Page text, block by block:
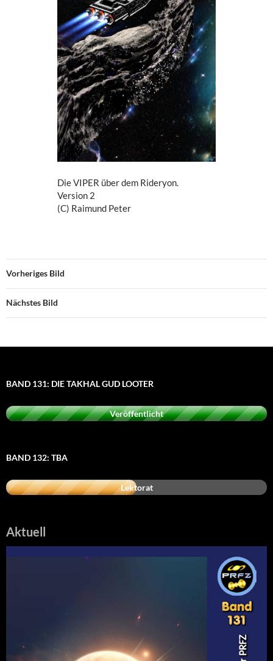
Die VIPER über dem Rideryon.
Version 2
(C) Raimund Peter
Vorheriges Bild
Nächstes Bild
BAND 131: DIE TAKHAL GUD LOOTER
Veröffentlicht
BAND 132: TBA
Lektorat
Aktuell